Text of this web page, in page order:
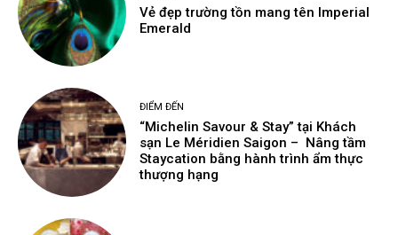
Vẻ đẹp trường tồn mang tên Imperial
Emerald
ĐIỂM ĐẾN
“Michelin Savour & Stay” tại Khách
sạn Le Méridien Saigon – Nâng tầm
Staycation bằng hành trình ẩm thực
thượng hạng